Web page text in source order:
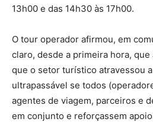
13h00 e das 14h30 às 17h00.
O tour operador afirmou, em
claro, desde a primeira hora,
que o setor turístico atravessou
ultrapassável se todos
agentes de viagem, parceiros e
em conjunto e reforçassem